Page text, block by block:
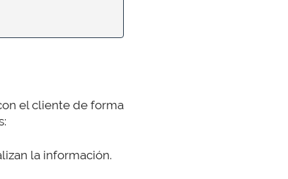
el cliente de forma
la información.